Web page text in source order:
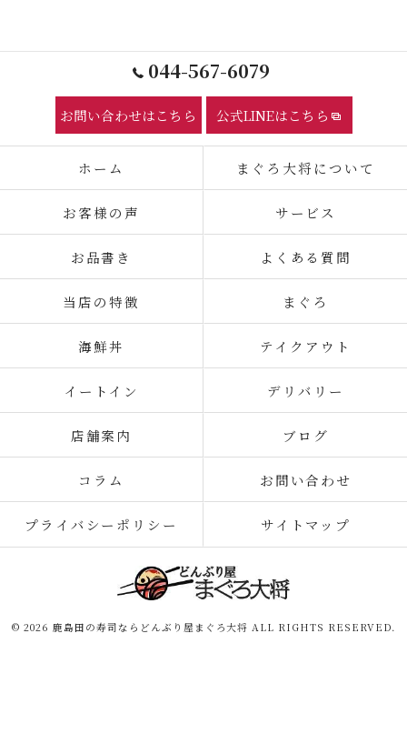
044-567-6079
お問い合わせはこちら 公式LINEはこちら
ホーム まぐろ大将について
お客様の声 サービス
お品書き よくある質問
当店の特徴 まぐろ
海鮮丼 テイクアウト
イートイン デリバリー
店舗案内 ブログ
コラム お問い合わせ
プライバシーポリシー サイトマップ
© 2026 鹿島田の寿司ならどんぶり屋まぐろ大将 ALL RIGHTS RESERVED.